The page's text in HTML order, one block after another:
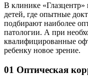
В клинике «Глазцентр»
детей, где опытные
подбирают наиболее
патологии. А при
квалифицированные
ребенку новое зрение.
01 Оптическая